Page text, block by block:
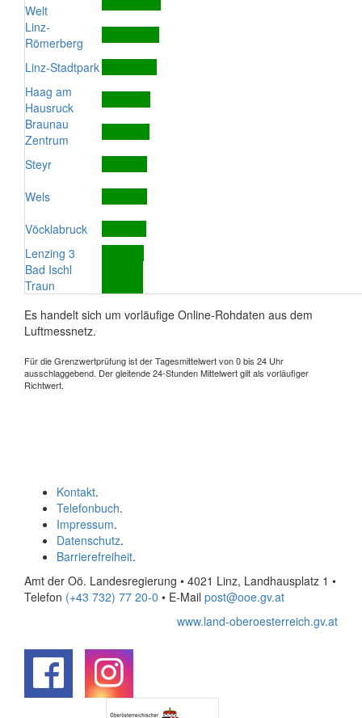
Welt
Linz-
Römerberg
Linz-Stadtpark
Haag am
Hausruck
Braunau
Zentrum
Steyr
Wels
Vöcklabruck
Lenzing 3
Bad Ischl
Traun
Es handelt sich um vorläufige Online-Rohdaten aus dem
Luftmessnetz.
Für die Grenzwertprüfung ist der Tagesmittelwert von 0 bis 24 Uhr
ausschlaggebend. Der gleitende 24-Stunden Mittelwert gilt als vorläufiger
Richtwert.
Kontakt.
Telefonbuch.
Impressum.
Datenschutz.
Barrierefreiheit.
Amt der Oö. Landesregierung • 4021 Linz, Landhausplatz 1 •
Telefon (+43 732) 77 20-0 • E-Mail post@ooe.gv.at
www.land-oberoesterreich.gv.at